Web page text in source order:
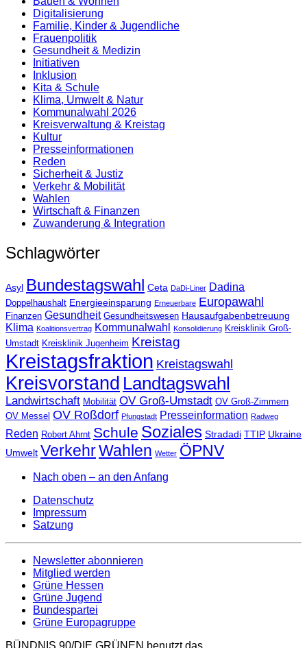
Digitalisierung
Familie, Kinder & Jugendliche
Frauenpolitik
Gesundheit & Medizin
Initiativen
Inklusion
Kita & Schule
Klima, Umwelt & Natur
Kommunalwahl 2026
Kreisverwaltung & Kreistag
Kultur
Presse­informationen
Reden
Sicherheit & Justiz
Verkehr & Mobilität
Wahlen
Wirtschaft & Finanzen
Zuwanderung & Integration
Schlagwörter
Asyl Bundestagswahl Ceta DaDi-Liner Dadina
Doppelhaushalt Energieeinsparung Erneuerbare Europawahl
Finanzen Gesundheit Gesundheitswesen Hausaufgabenbetreuung
Klima Koalitionsvertrag Kommunalwahl Konsolidierung Kreisklinik Groß-
Umstadt Kreisklinik Jugenheim Kreistag
Kreistagsfraktion Kreistagswahl
Kreisvorstand Landtagswahl
Landwirtschaft Mobilität OV Groß-Umstadt OV Groß-Zimmern
OV Messel OV Roßdorf Pfungstadt Presseinformation Radweg
Reden Robert Ahrnt Schule Soziales Stradadi TTIP Ukraine
Umwelt VerkehrWahlen Wetter ÖPNV
Nach oben – an den Anfang
Datenschutz
Impressum
Satzung
Newsletter abonnieren
Mitglied werden
Grüne Hessen
Grüne Jugend
Bundespartei
Grüne Europagruppe